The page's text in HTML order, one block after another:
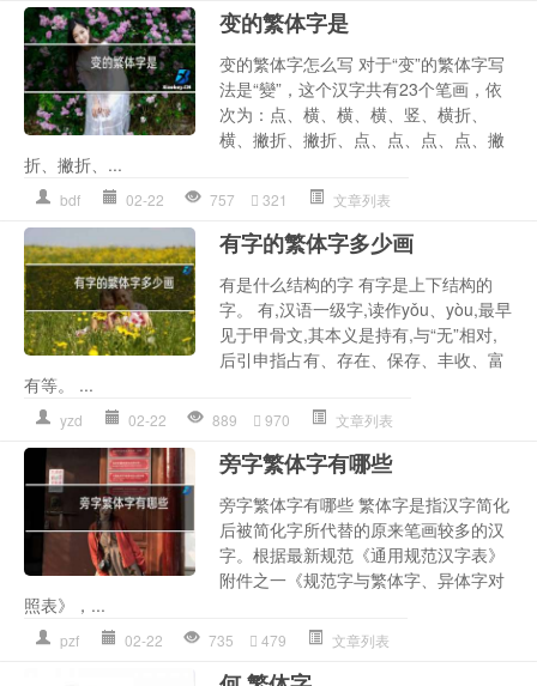
变的繁体字是
变的繁体字怎么写 对于“变”的繁体字写
法是“變”，这个汉字共有23个笔画，依
次为：点、横、横、横、竖、横折、
横、撇折、撇折、点、点、点、点、撇
折、撇折、...
bdf 02-22 757 321 文章列表
有字的繁体字多少画
有是什么结构的字 有字是上下结构的
字。 有,汉语一级字,读作yǒu、yòu,最早
见于甲骨文,其本义是持有,与“无”相对,
后引申指占有、存在、保存、丰收、富
有等。 ...
yzd 02-22 889 970 文章列表
旁字繁体字有哪些
旁字繁体字有哪些 繁体字是指汉字简化
后被简化字所代替的原来笔画较多的汉
字。根据最新规范《通用规范汉字表》
附件之一《规范字与繁体字、异体字对
照表》，...
pzf 02-22 735 479 文章列表